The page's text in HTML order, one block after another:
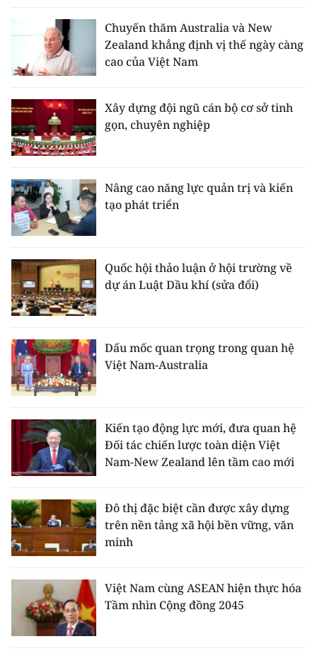
Chuyến thăm Australia và New
Zealand khẳng định vị thế ngày càng
cao của Việt Nam
Xây dựng đội ngũ cán bộ cơ sở tinh
gọn, chuyên nghiệp
Nâng cao năng lực quản trị và kiến
tạo phát triển
Quốc hội thảo luận ở hội trường về
dự án Luật Dầu khí (sửa đổi)
Dấu mốc quan trọng trong quan hệ
Việt Nam-Australia
Kiến tạo động lực mới, đưa quan hệ
Đối tác chiến lược toàn diện Việt
Nam-New Zealand lên tầm cao mới
Đô thị đặc biệt cần được xây dựng
trên nền tảng xã hội bền vững, văn
minh
Việt Nam cùng ASEAN hiện thực hóa
Tầm nhìn Cộng đồng 2045